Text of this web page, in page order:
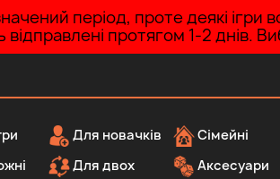
період, проте деякі ігри
відправлені протягом 1-2
Для новачків Сімейні
Для двох Аксесуари